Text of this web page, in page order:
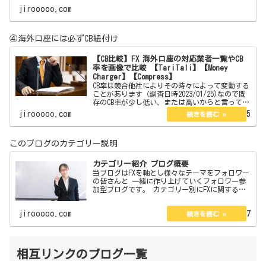
す。 【簡単
jirooooo.com
④海外口座には必ずCB紐付け
【CB比較】FX 海外口座の対応業者一覧やCB
率を画像で比較 【TariTali】【Money
Charger】【Compress】
CB率は競合他社によりその時々によって変動する
ことがあります（調査日時2023/01/25)なので既
存のCB率が少し低い、または高いからと言ってず
っとそのままという訳でもありません。今現在は
口座開設している海外口座は3つありその3つのCB
率…
jirooooo.com 2023.01.25
このブログのカテゴリー説明
カテゴリー紹介 ブログ概要
当ブログはFXを軸とし様々なテーマをフォロワー
の皆さんと 一緒に作り上げていくフォロワー参
加型ブログです。 カテゴリー別にFXに関するも
で読めるコラム＆エッセイがあります。 管理
jirooooo.com 2022.08.07
相互リンクのブログ一覧